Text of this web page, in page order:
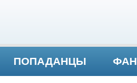
ПОПАДАНЦЫ